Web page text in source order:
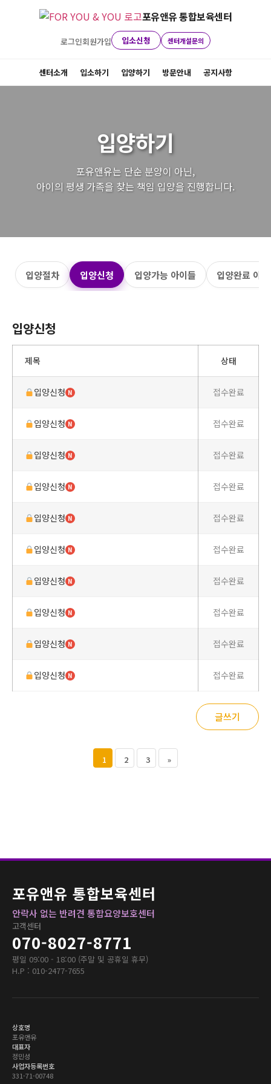
포유앤유 통합보육센터
센터소개 입소하기 입양하기 방문안내 공지사항
로그인회원가입 입소신청 센터개설문의
입양하기
포유앤유는 단순 분양이 아닌,
아이의 평생 가족을 찾는 책임 입양을 진행합니다.
입양절차 입양신청 입양가능 아이들 입양완료 아
입양신청
제목 상태
입양신청 N 접수완료
입양신청 N 접수완료
입양신청 N 접수완료
입양신청 N 접수완료
입양신청 N 접수완료
입양신청 N 접수완료
입양신청 N 접수완료
입양신청 N 접수완료
입양신청 N 접수완료
입양신청 N 접수완료
글쓰기
1 2 3 »
포유앤유 통합보육센터
안락사 없는 반려견 통합요양보호센터
고객센터
070-8027-8771
평일 09:00 - 18:00 (주말 및 공휴일 휴무)
H.P : 010-2477-7655
상호명
포유앤유
대표자
정민성
사업자등록번호
331-71-00748